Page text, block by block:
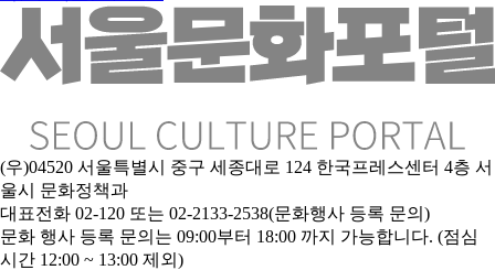
(우)04520 서울특별시 중구 세종대로 124 한국프레스센터 4층 서
울시 문화정책과
대표전화 02-120 또는 02-2133-2538(문화행사 등록 문의)
문화 행사 등록 문의는 09:00부터 18:00 까지 가능합니다. (점심
시간 12:00 ~ 13:00 제외)